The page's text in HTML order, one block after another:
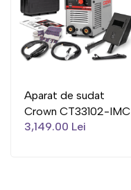
Aparat de sudat
Crown CT33102-IMC
3,149.00 Lei